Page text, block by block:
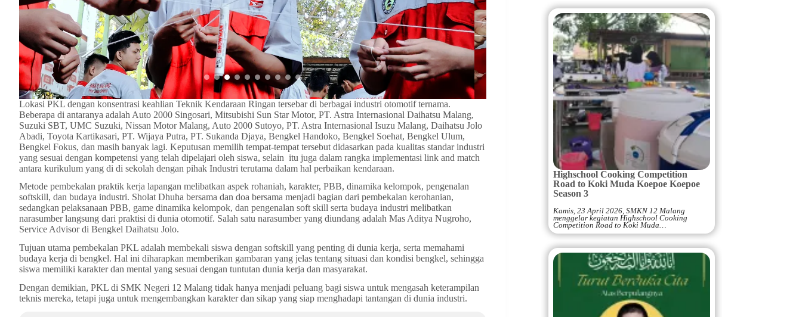
Lokasi PKL dengan konsentrasi keahlian Teknik Kendaraan Ringan tersebar di berbagai industri otomotif ternama.
Beberapa di antaranya adalah Auto 2000 Singosari, Mitsubishi Sun Star Motor, PT. Astra Internasional Daihatsu Malang,
Suzuki SBT, UMC Suzuki, Nissan Motor Malang, Auto 2000 Sutoyo, PT. Astra Internasional Isuzu Malang, Daihatsu Jolo
Abadi, Toyota Kartikasari, PT. Wijaya Putra, PT. Sukanda Djaya, Bengkel Handoko, Bengkel Soehat, Bengkel Ulum,
Bengkel Fokus, dan masih banyak lagi. Keputusan memilih tempat-tempat tersebut didasarkan pada kualitas standar industri
yang sesuai dengan kompetensi yang telah dipelajari oleh siswa, selain itu juga dalam rangka implementasi link and match
antara kurikulum yang di di sekolah dengan pihak Industri terutama dalam hal perbaikan kendaraan.
Metode pembekalan praktik kerja lapangan melibatkan aspek rohaniah, karakter, PBB, dinamika kelompok, pengenalan
softskill, dan budaya industri. Sholat Dhuha bersama dan doa bersama menjadi bagian dari pembekalan kerohanian,
sedangkan pelaksanaan PBB, game dinamika kelompok, dan pengenalan soft skill serta budaya industri melibatkan
narasumber langsung dari praktisi di dunia otomotif. Salah satu narasumber yang diundang adalah Mas Aditya Nugroho,
Service Advisor di Bengkel Daihatsu Jolo.
Tujuan utama pembekalan PKL adalah membekali siswa dengan softskill yang penting di dunia kerja, serta memahami
budaya kerja di bengkel. Hal ini diharapkan memberikan gambaran yang jelas tentang situasi dan kondisi bengkel, sehingga
siswa memiliki karakter dan mental yang sesuai dengan tuntutan dunia kerja dan masyarakat.
Dengan demikian, PKL di SMK Negeri 12 Malang tidak hanya menjadi peluang bagi siswa untuk mengasah keterampilan
teknis mereka, tetapi juga untuk mengembangkan karakter dan sikap yang siap menghadapi tantangan di dunia industri.
Highschool Cooking Competition
Road to Koki Muda Koepoe Koepoe
Season 3
Kamis, 23 April 2026, SMKN 12 Malang
menggelar kegiatan Highschool Cooking
Competition Road to Koki Muda…